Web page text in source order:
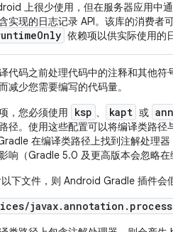
上很少使用，但在服务器应用中
实现的日志记录 API。该库的消费者
Only 依赖项以供实际使用的
代码之前处理代码中的注释和其他符
减少您需要编写的代码量。
，您必须使用
ksp 、 kapt 或
径。使用这些配置可以将编译类路径
在编译类路径上找到注解处理器
响（Gradle 5.0 及更高版本会忽略在
下文件，则 Android Gradle 插件会